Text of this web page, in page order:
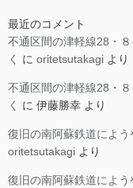
最近のコメント
不通区間の津軽線28・
く
に oritetsutakagi より
不通区間の津軽線28・
く
に 伊藤勝幸 より
復旧の南阿蘇鉄道によ
oritetsutakagi より
復旧の南阿蘇鉄道によ